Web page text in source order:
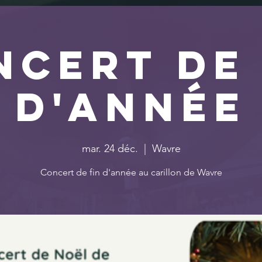
d'année
mar. 24 déc. Wavre
Concert de fin d'année au carillon de Wavre